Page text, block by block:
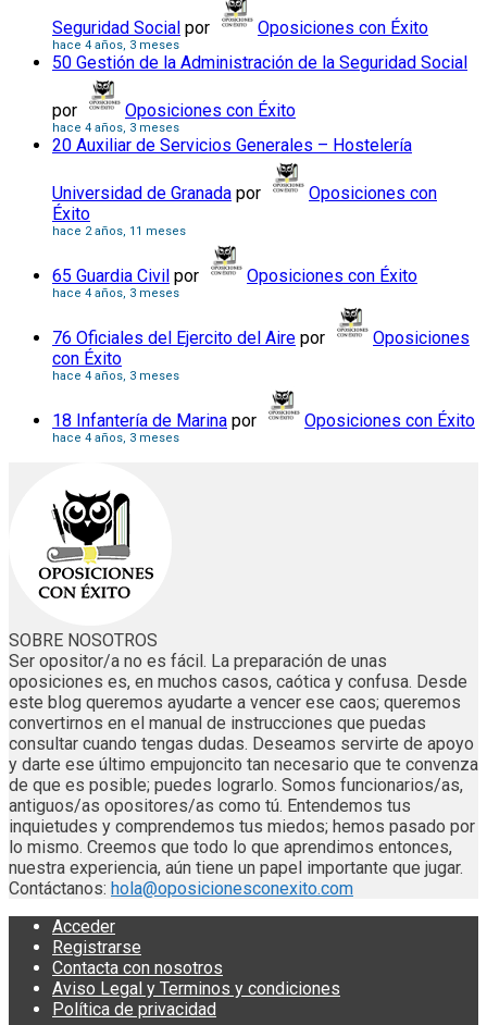
Seguridad Social por Oposiciones con Éxito
hace 4 años, 3 meses
50 Gestión de la Administración de la Seguridad Social
por Oposiciones con Éxito
hace 4 años, 3 meses
20 Auxiliar de Servicios Generales – Hostelería
Universidad de Granada por
Oposiciones con
Éxito
hace 2 años, 11 meses
65 Guardia Civil por Oposiciones con Éxito
hace 4 años, 3 meses
76 Oficiales del Ejercito del Aire por
Oposiciones
con Éxito
hace 4 años, 3 meses
18 Infantería de Marina por Oposiciones con Éxito
hace 4 años, 3 meses
SOBRE NOSOTROS
Ser opositor/a no es fácil. La preparación de unas
oposiciones es, en muchos casos, caótica y confusa. Desde
este blog queremos ayudarte a vencer ese caos; queremos
convertirnos en el manual de instrucciones que puedas
consultar cuando tengas dudas. Deseamos servirte de apoyo
y darte ese último empujoncito tan necesario que te convenza
de que es posible; puedes lograrlo. Somos funcionarios/as,
antiguos/as opositores/as como tú. Entendemos tus
inquietudes y comprendemos tus miedos; hemos pasado por
lo mismo. Creemos que todo lo que aprendimos entonces,
nuestra experiencia, aún tiene un papel importante que jugar.
Contáctanos: hola@oposicionesconexito.com
Acceder
Registrarse
Contacta con nosotros
Aviso Legal y Terminos y condiciones
Política de privacidad